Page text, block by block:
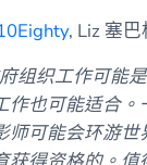
, Liz 塞巴
组织工作可能
作也可能适合。
师可能会环游